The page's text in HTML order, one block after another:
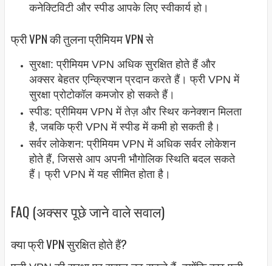
कनेक्टिविटी और स्पीड आपके लिए स्वीकार्य हो।
फ्री VPN की तुलना प्रीमियम VPN से
सुरक्षा: प्रीमियम VPN अधिक सुरक्षित होते हैं और
अक्सर बेहतर एन्क्रिप्शन प्रदान करते हैं। फ्री VPN में
सुरक्षा प्रोटोकॉल कमजोर हो सकते हैं।
स्पीड: प्रीमियम VPN में तेज़ और स्थिर कनेक्शन मिलता
है, जबकि फ्री VPN में स्पीड में कमी हो सकती है।
सर्वर लोकेशन: प्रीमियम VPN में अधिक सर्वर लोकेशन
होते हैं, जिससे आप अपनी भौगोलिक स्थिति बदल सकते
हैं। फ्री VPN में यह सीमित होता है।
FAQ (अक्सर पूछे जाने वाले सवाल)
क्या फ्री VPN सुरक्षित होते हैं?